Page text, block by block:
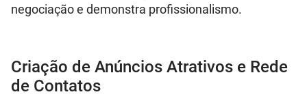
negociação e demonstra profissionalismo.
Criação de Anúncios Atrativos e Rede
de Contatos